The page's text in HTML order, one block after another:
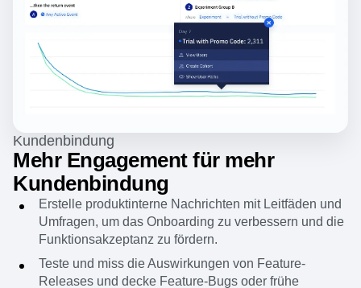
Kundenbindung
Mehr Engagement für mehr
Kundenbindung
Erstelle produktinterne Nachrichten mit
Umfragen , um das Onboarding zu verbessern und die
Funktionsakzeptanz zu fördern.